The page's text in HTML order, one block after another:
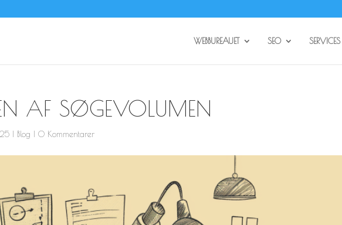
WEBBUREAUET SEO SERVICES
AF SØGEVOLUMEN
Blog |0 Kommentarer